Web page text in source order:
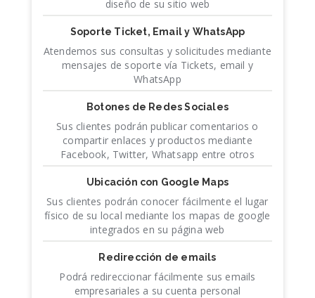
diseño de su sitio web
Soporte Ticket, Email y WhatsApp
Atendemos sus consultas y solicitudes mediante
mensajes de soporte vía Tickets, email y
WhatsApp
Botones de Redes Sociales
Sus clientes podrán publicar comentarios o
compartir enlaces y productos mediante
Facebook, Twitter, Whatsapp entre otros
Ubicación con Google Maps
Sus clientes podrán conocer fácilmente el lugar
físico de su local mediante los mapas de google
integrados en su página web
Redirección de emails
Podrá redireccionar fácilmente sus emails
empresariales a su cuenta personal